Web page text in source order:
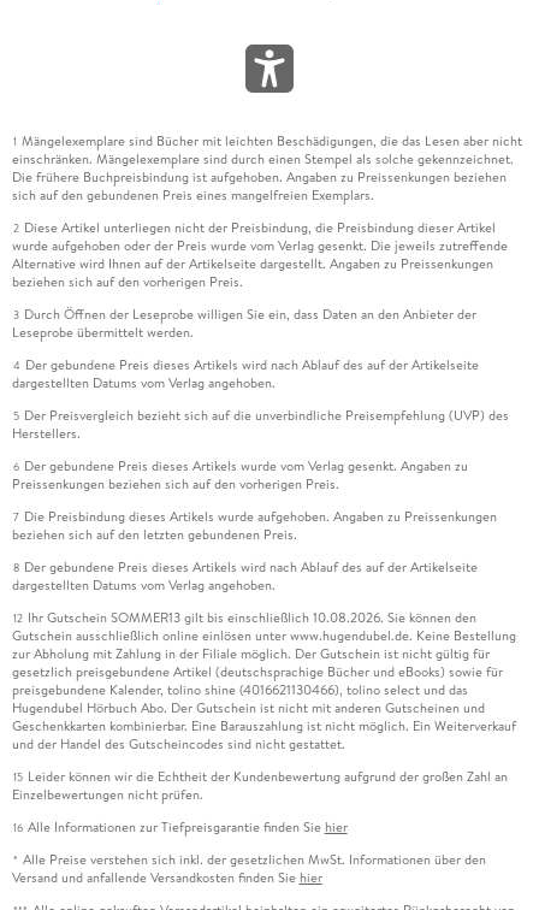
1 Mängelexemplare sind Bücher mit leichten Beschädigungen, die das Lesen aber nicht
einschränken. Mängelexemplare sind durch einen Stempel als solche gekennzeichnet.
Die frühere Buchpreisbindung ist aufgehoben. Angaben zu Preissenkungen beziehen
sich auf den gebundenen Preis eines mangelfreien Exemplars.
2 Diese Artikel unterliegen nicht der Preisbindung, die Preisbindung dieser Artikel
wurde aufgehoben oder der Preis wurde vom Verlag gesenkt. Die jeweils zutreffende
Alternative wird Ihnen auf der Artikelseite dargestellt. Angaben zu Preissenkungen
beziehen sich auf den vorherigen Preis.
3 Durch Öffnen der Leseprobe willigen Sie ein, dass Daten an den Anbieter der
Leseprobe übermittelt werden.
4 Der gebundene Preis dieses Artikels wird nach Ablauf des auf der Artikelseite
dargestellten Datums vom Verlag angehoben.
5 Der Preisvergleich bezieht sich auf die unverbindliche Preisempfehlung (UVP) des
Herstellers.
6 Der gebundene Preis dieses Artikels wurde vom Verlag gesenkt. Angaben zu
Preissenkungen beziehen sich auf den vorherigen Preis.
7 Die Preisbindung dieses Artikels wurde aufgehoben. Angaben zu Preissenkungen
beziehen sich auf den letzten gebundenen Preis.
8 Der gebundene Preis dieses Artikels wird nach Ablauf des auf der Artikelseite
dargestellten Datums vom Verlag angehoben.
12 Ihr Gutschein SOMMER13 gilt bis einschließlich 10.08.2026. Sie können den
Gutschein ausschließlich online einlösen unter www.hugendubel.de. Keine Bestellung
zur Abholung mit Zahlung in der Filiale möglich. Der Gutschein ist nicht gültig für
gesetzlich preisgebundene Artikel (deutschsprachige Bücher und eBooks) sowie für
preisgebundene Kalender, tolino shine (4016621130466), tolino select und das
Hugendubel Hörbuch Abo. Der Gutschein ist nicht mit anderen Gutscheinen und
Geschenkkarten kombinierbar. Eine Barauszahlung ist nicht möglich. Ein Weiterverkauf
und der Handel des Gutscheincodes sind nicht gestattet.
15 Leider können wir die Echtheit der Kundenbewertung aufgrund der großen Zahl an
Einzelbewertungen nicht prüfen.
16 Alle Informationen zur Tiefpreisgarantie finden Sie hier
* Alle Preise verstehen sich inkl. der gesetzlichen MwSt. Informationen über den
Versand und anfallende Versandkosten finden Sie hier